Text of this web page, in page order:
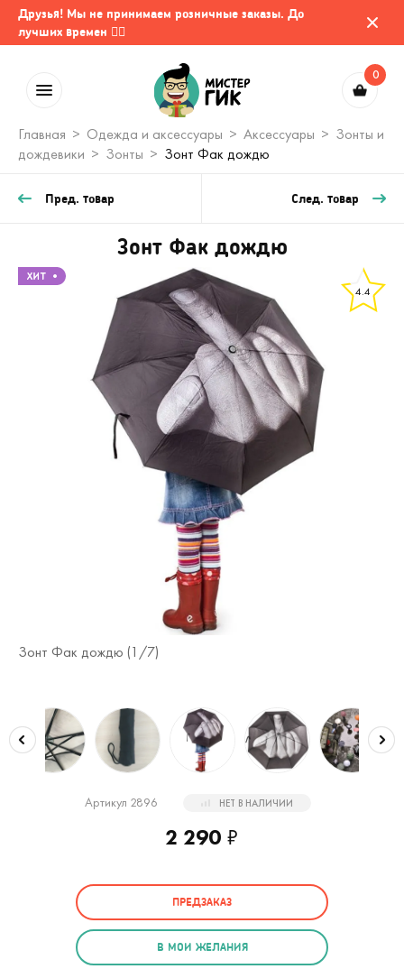
Друзья! Мы не принимаем розничные заказы. До
лучших времен 🤷‍♂️
0
Главная Одежда и аксессуары Аксессуары
Зонты и
дождевики
Зонты Зонт Фак дождю
Пред. товар След. товар
Зонт Фак дождю
4.4
Зонт Фак дождю (1 /7)
Артикул 2896 НЕТ В НАЛИЧИИ
2 290 ₽
ПРЕДЗАКАЗ
В МОИ ЖЕЛАНИЯ